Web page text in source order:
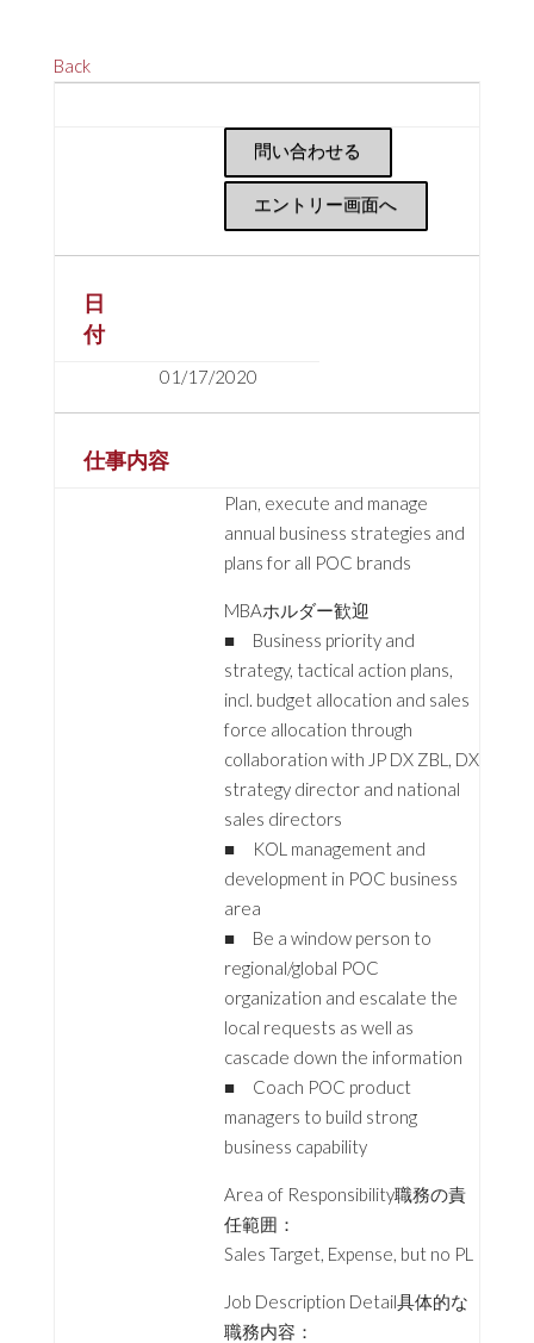
Back
問い合わせる
エントリー画面へ
日
付
01/17/2020
仕事内容
Plan, execute and manage
annual business strategies and
plans for all POC brands
MBAホルダー歓迎
■ Business priority and
strategy, tactical action plans,
incl. budget allocation and sales
force allocation through
collaboration with JP DX ZBL, DX
strategy director and national
sales directors
■ KOL management and
development in POC business
area
■ Be a window person to
regional/global POC
organization and escalate the
local requests as well as
cascade down the information
■ Coach POC product
managers to build strong
business capability
Area of Responsibility職務の責
任範囲：
Sales Target, Expense, but no PL
Job Description Detail具体的な
職務内容：